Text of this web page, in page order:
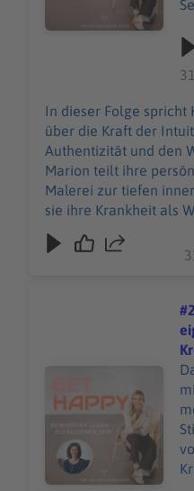
In dieser Folge spricht
über die Kraft der
Authentizität und den
Marion teilt ihre
Malerei zur tiefen
sie ihre Krankheit als
Audiotitel - #289 Wie